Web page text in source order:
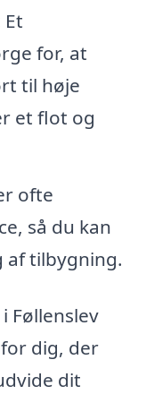
Et
for, at
til høje
et flot og
ofte
så du kan
af tilbygning.
Føllenslev
dig, der
dit